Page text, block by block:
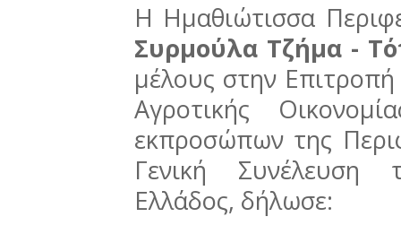
Η Ημαθιώτισσα
Συρμούλα Τζήμα -
μέλους στην
Αγροτικής
εκπροσώπων της
Γενική Συνέλευση
Ελλάδος, δήλωσε: